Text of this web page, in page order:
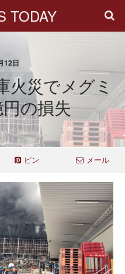
TODAY
12日
火災でメグミ
の損失
ピン メール